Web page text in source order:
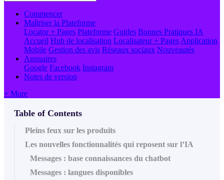
Commencer
Maîtriser la Plateforme
Locator + Pages Plateforme Guides Bonnes Pratiques IA
Accueil Hub de localisation Localisateur + Pages Application
Mobile Gestion des avis Réseaux sociaux Nouveautés
Annuaires
Google Facebook Instagram
Notes de version
+ More
Table of Contents
Pleins feux sur les produits
Les nouvelles fonctionnalités qui reposent sur l’IA
Messages : base connaissances du chatbot
Messages : langues disponibles